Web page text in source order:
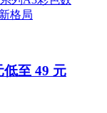
低至 49 元